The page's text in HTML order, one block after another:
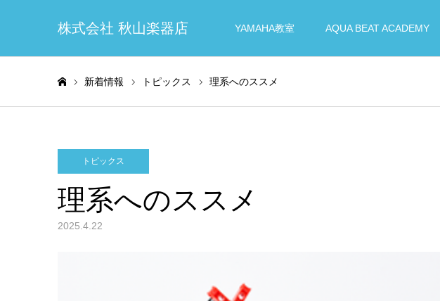
株式会社 秋山楽器店 YAMAHA教室 AQUA BEAT ACADEMY
新着情報 トピックス 理系へのススメ
トピックス
理系へのススメ
2025.4.22